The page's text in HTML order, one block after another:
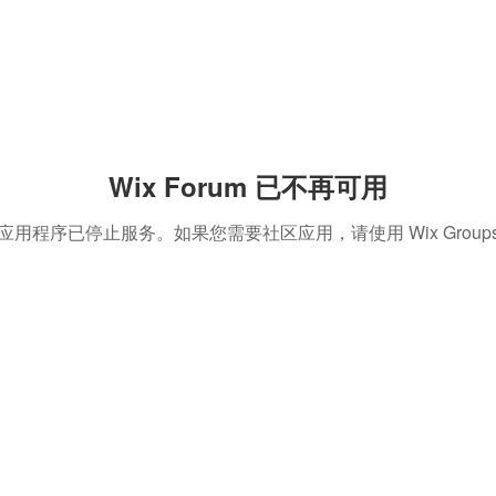
Wix Forum 已不再可用
用程序已停止服务。如果您需要社区应用，请使用 Wix